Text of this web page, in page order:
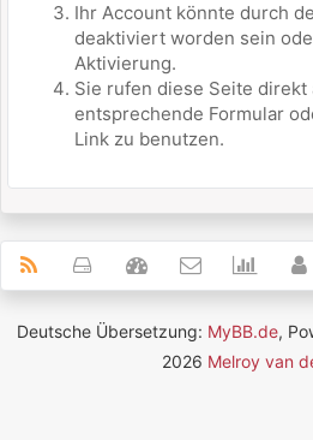
Ihr Account könnte durch
deaktiviert worden sein
Aktivierung.
Sie rufen diese Seite direkt
entsprechende Formular
Link zu benutzen.
Deutsche Übersetzung: MyBB.de,
2026 Melroy van